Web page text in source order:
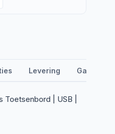
Levering Garantie
Toetsenbord | USB |